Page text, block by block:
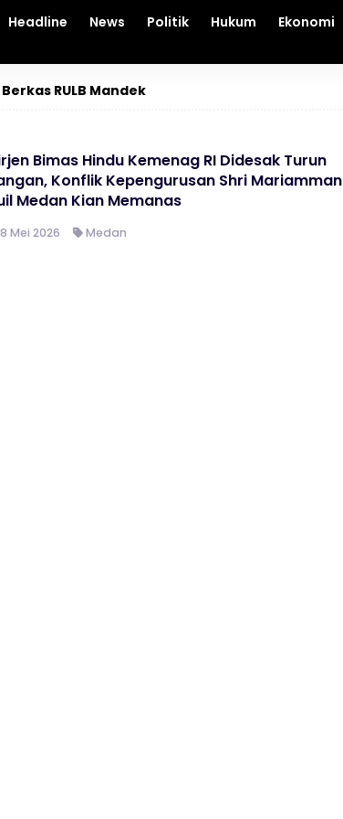
Headline News Politik Hukum Ekonomi
Berkas RULB Mandek
Bimas Hindu Kemenag RI Didesak Turun
Konflik Kepengurusan Shri Mariamman
Medan Kian Memanas
8 Mei 2026 Medan